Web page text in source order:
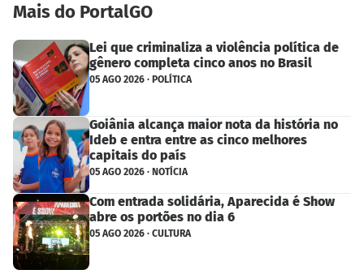
Mais do PortalGO
Lei que criminaliza a violência política de
gênero completa cinco anos no Brasil
05 AGO 2026 · POLÍTICA
Goiânia alcança maior nota da história no
Ideb e entra entre as cinco melhores
capitais do país
05 AGO 2026 · NOTÍCIA
Com entrada solidária, Aparecida é Show
abre os portões no dia 6
05 AGO 2026 · CULTURA